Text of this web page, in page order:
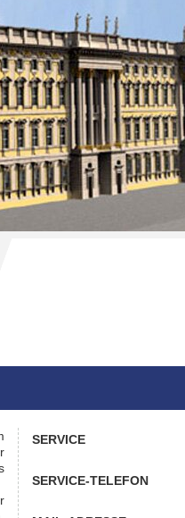
SERVICE
SERVICE-TELEFON